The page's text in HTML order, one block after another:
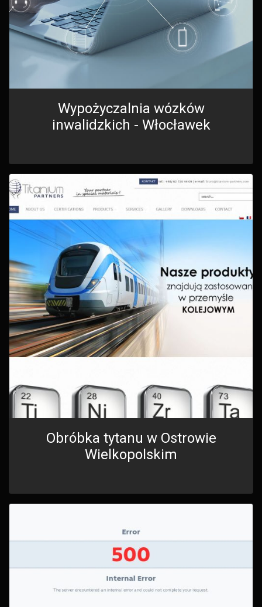
Wypożyczalnia wózków
inwalidzkich - Włocławek
Obróbka tytanu w Ostrowie
Wielkopolskim